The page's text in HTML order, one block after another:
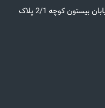
یوسف آباد خیابان فتحی شقاقی خیابان بیستون کوچه 2/1 پلاک